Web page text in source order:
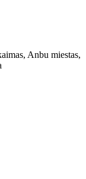
Anbu miestas,